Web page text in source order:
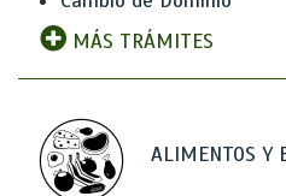
MÁS TRÁMITES
ALIMENTOS Y